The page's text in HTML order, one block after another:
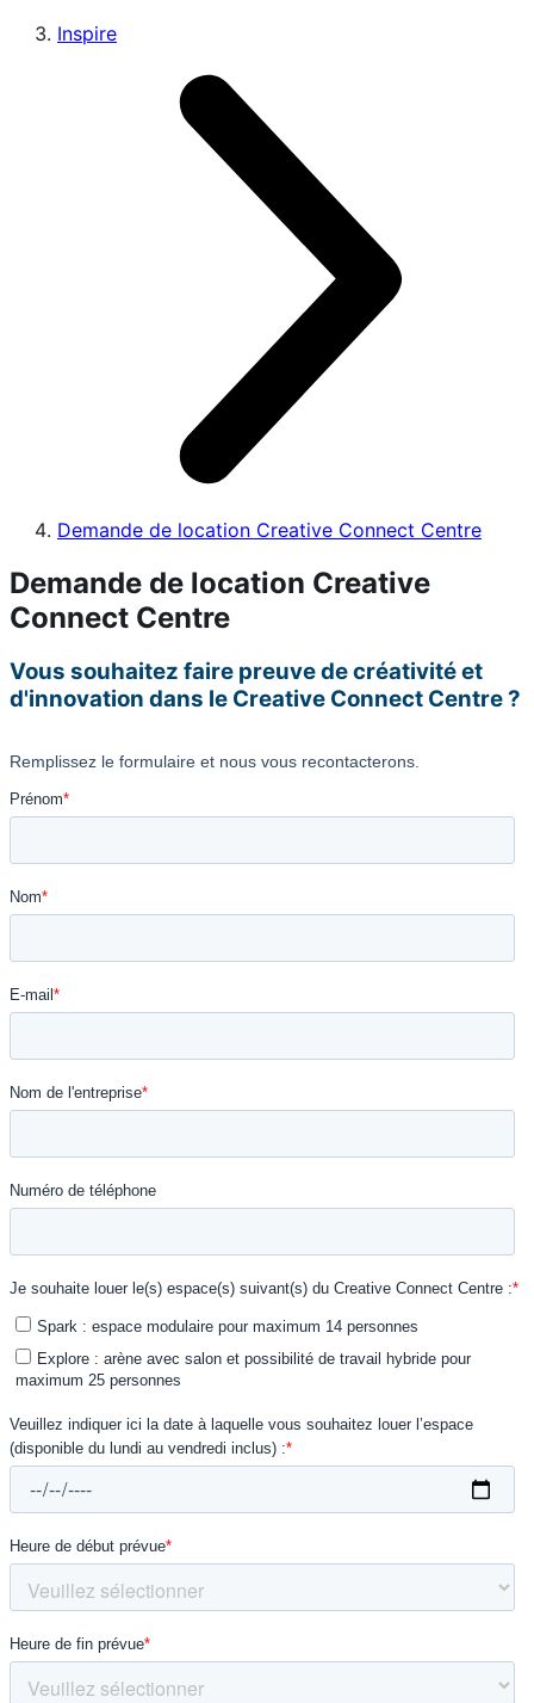
Inspire
Demande de location Creative Connect Centre
Demande de location Creative
Connect Centre
Vous souhaitez faire preuve de créativité et
d'innovation dans le Creative Connect Centre ?